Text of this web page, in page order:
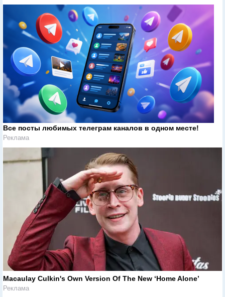
Все посты любимых телеграм каналов в одном месте!
Реклама
Macaulay Culkin's Own Version Of The New ‘Home Alone’
Реклама